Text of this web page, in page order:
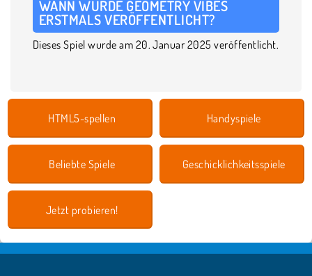
WANN WURDE GEOMETRY VIBES
ERSTMALS VERÖFFENTLICHT?
Dieses Spiel wurde am 20. Januar 2025 veröffentlicht.
HTML5-spellen Handyspiele
Beliebte Spiele Geschicklichkeitsspiele
Jetzt probieren!